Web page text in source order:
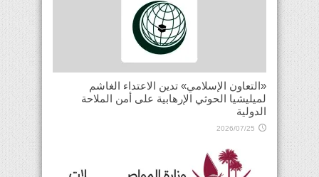
«التعاون الإسلامي» تدين الاعتداء الغاشم
لميليشيا الحوثي الإرهابية على أمن الملاحة
الدولية
2026/07/25